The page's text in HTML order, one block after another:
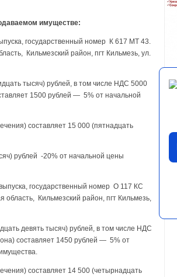
имуществе:
государственный номер К 617 МТ 43.
Кильмезский район, пгт Кильмезь, ул.
тысяч) рублей, в том числе НДС 5000
1500 рублей — 5% от начальной
составляет 15 000 (пятнадцать
рублей -20% от начальной цены
государственный номер О 117 КС
Кильмезский район, пгт Кильмезь,
девять тысяч) рублей, в том числе НДС
составляет 1450 рублей — 5% от
составляет 14 500 (четырнадцать